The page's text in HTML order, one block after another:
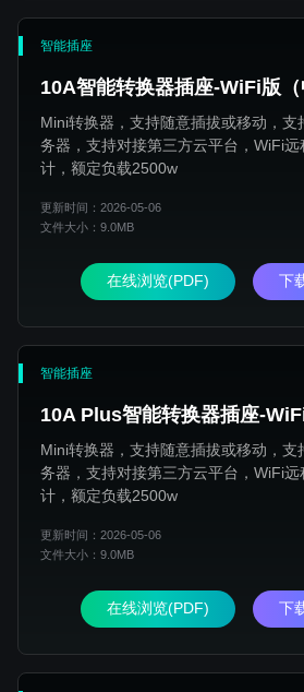
智能插座
10A智能转换器插座-WiFi版（
Mini转换器，支持随意插拔或移动，支
务器，支持对接第三方云平台，WiFi
计，额定负载2500w
更新时间：2026-05-06
文件大小：9.0MB
在线浏览(PDF) 下
智能插座
10A Plus智能转换器插座-WiFi
Mini转换器，支持随意插拔或移动，支
务器，支持对接第三方云平台，WiFi
计，额定负载2500w
更新时间：2026-05-06
文件大小：9.0MB
在线浏览(PDF) 下